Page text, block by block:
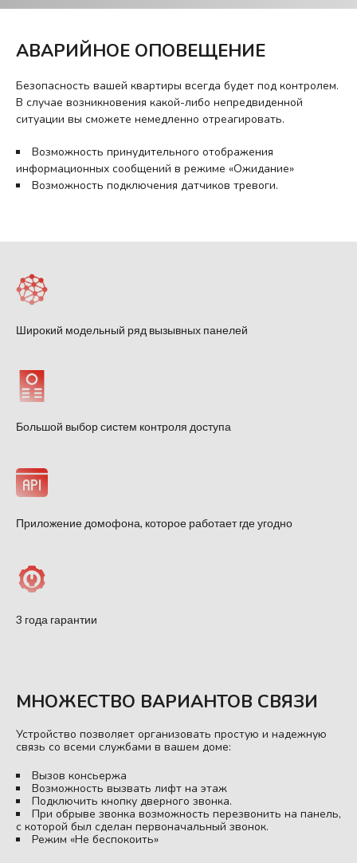
АВАРИЙНОЕ ОПОВЕЩЕНИЕ
Безопасность вашей квартиры всегда будет под контролем.
В случае возникновения какой-либо непредвиденной
ситуации вы сможете немедленно отреагировать.
Возможность принудительного отображения
информационных сообщений в режиме «Ожидание»
Возможность подключения датчиков тревоги.
Широкий модельный ряд вызывных панелей
Большой выбор систем контроля доступа
Приложение домофона, которое работает где угодно
3 года гарантии
МНОЖЕСТВО ВАРИАНТОВ СВЯЗИ
Устройство позволяет организовать простую и надежную
связь со всеми службами в вашем доме:
Вызов консьержа
Возможность вызвать лифт на этаж
Подключить кнопку дверного звонка.
При обрыве звонка возможность перезвонить на панель,
с которой был сделан первоначальный звонок.
Режим «Не беспокоить»